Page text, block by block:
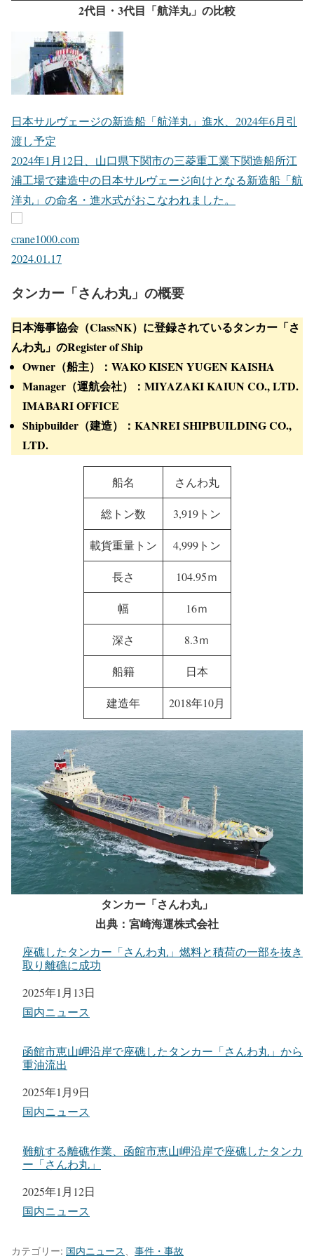
曳航力
161.2トン
（瞬間最大 165.9ト
建造年 2024年6月
日本サルヴェージの新造船「航洋丸」進水、2024年6月引
渡し予定
2024年1月12日、山口県下関市の三菱重工業下関造船所江
洋丸」の命名・進水式がおこなわれました。
crane1000.com
2024.01.17
タンカー「さんわ丸」の概要
日本海事協会（ClassNK）に登録されているタンカー「さ
んわ丸」のRegister of Ship
Manager（運航会社）：MIYAZAKI KAIUN CO., LTD.
IMABARI OFFICE
Shipbuilder（建造）：KANREI SHIPBUILDING CO.,
船名 さんわ丸
総トン数 3,919トン
載貨重量トン 4,999トン
長さ 104.95ｍ
幅 16ｍ
深さ 8.3ｍ
船籍 日本
建造年 2018年10月
座礁したタンカー「さんわ丸」燃料と積荷の一部を抜き
取り離礁に成功
日付
2025年1月13日
関連理由
国内ニュース
函館市恵山岬沿岸で座礁したタンカー「さんわ丸」から
重油流出
日付
2025年1月9日
関連理由
国内ニュース
難航する離礁作業、函館市恵山岬沿岸で座礁したタンカ